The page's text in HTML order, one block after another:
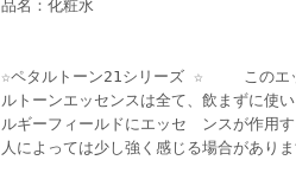
品名：化粧水
☆ペタルトーン21シリーズ ☆ このエッ
ルトーンエッセンスは全て、飲まずに
ルギーフィールドにエッセ ンスが作用
人によっては少し強く感じる場合があり